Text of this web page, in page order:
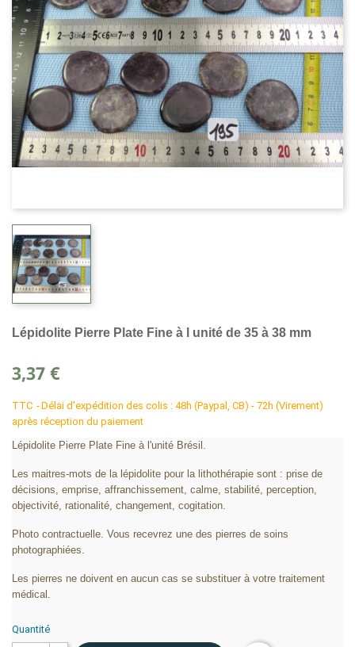
Lépidolite Pierre Plate Fine à l unité de 35 à 38 mm
3,37 €
TTC
Délai d'expédition des colis : 48h (Paypal, CB) - 72h (Virement)
après réception du paiement
Lépidolite Pierre Plate Fine à l'unité Brésil.
Les maitres-mots de la lépidolite pour la lithothérapie sont : prise de
décisions, emprise, affranchissement, calme, stabilité, perception,
objectivité, rationalité, changement, cogitation.
Photo contractuelle. Vous recevrez une des pierres de soins
photographiées.
Les pierres ne doivent en aucun cas se substituer à votre traitement
médical.
Quantité